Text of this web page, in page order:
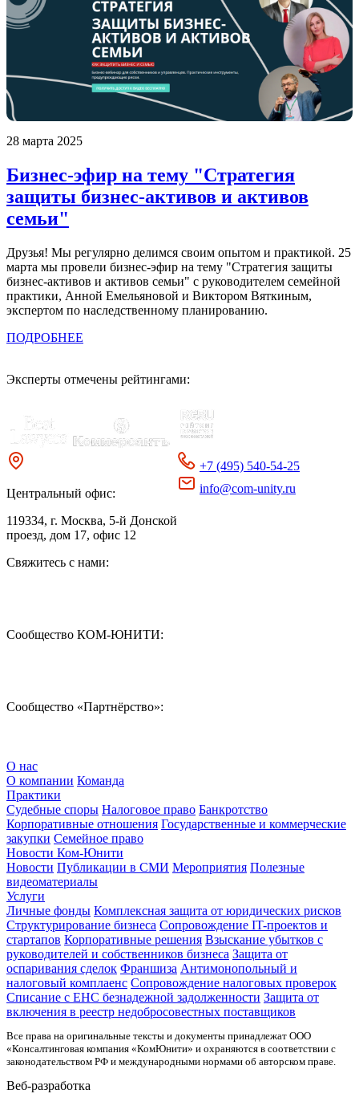
28 марта 2025
Бизнес-эфир на тему "Стратегия
защиты бизнес-активов и активов
семьи"
Друзья! Мы регулярно делимся своим опытом и практикой. 25
марта мы провели бизнес-эфир на тему "Стратегия защиты
бизнес-активов и активов семьи" с руководителем семейной
практики, Анной Емельяновой и Виктором Вяткиным,
экспертом по наследственному планированию.
ПОДРОБНЕЕ
Эксперты отмечены рейтингами:
Центральный офис:
119334, г. Москва, 5-й Донской
проезд, дом 17, офис 12
+7 (495) 540-54-25
info@com-unity.ru
Свяжитесь с нами:
Сообщество КОМ-ЮНИТИ:
Сообщество «Партнёрство»:
О нас
О компании Команда
Практики
Судебные споры Налоговое право Банкротство
Корпоративные отношения Государственные и коммерческие
закупки Семейное право
Новости Ком-Юнити
Новости Публикации в СМИ Мероприятия Полезные
видеоматериалы
Услуги
Личные фонды Комплексная защита от юридических рисков
Структурирование бизнеса Сопровождение IT-проектов и
стартапов Корпоративные решения Взыскание убытков с
руководителей и собственников бизнеса Защита от
оспаривания сделок Франшиза Антимонопольный и
налоговый комплаенс Сопровождение налоговых проверок
Списание с ЕНС безнадежной задолженности Защита от
включения в реестр недобросовестных поставщиков
Все права на оригинальные тексты и документы принадлежат ООО
«Консалтинговая компания «КомЮнити» и охраняются в соответствии с
законодательством РФ и международными нормами об авторском праве.
Веб-разработка